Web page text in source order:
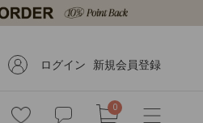
ログイン 新規会員登録
0